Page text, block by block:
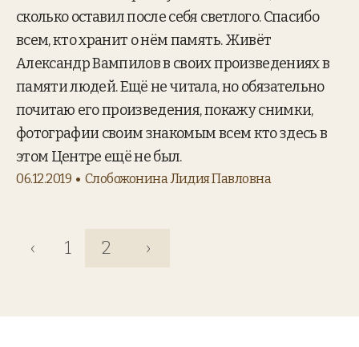
сколько оставил после себя светлого. Спасибо
всем, кто хранит о нём память. Живёт
Александр Вампилов в своих произведениях в
памяти людей. Ещё не читала, но обязательно
почитаю его произведения, покажу снимки,
фотографии своим знакомым всем кто здесь в
этом Центре ещё не был.
06.12.2019 Слобожонина Лидия Павловна
‹ 1 2 ›